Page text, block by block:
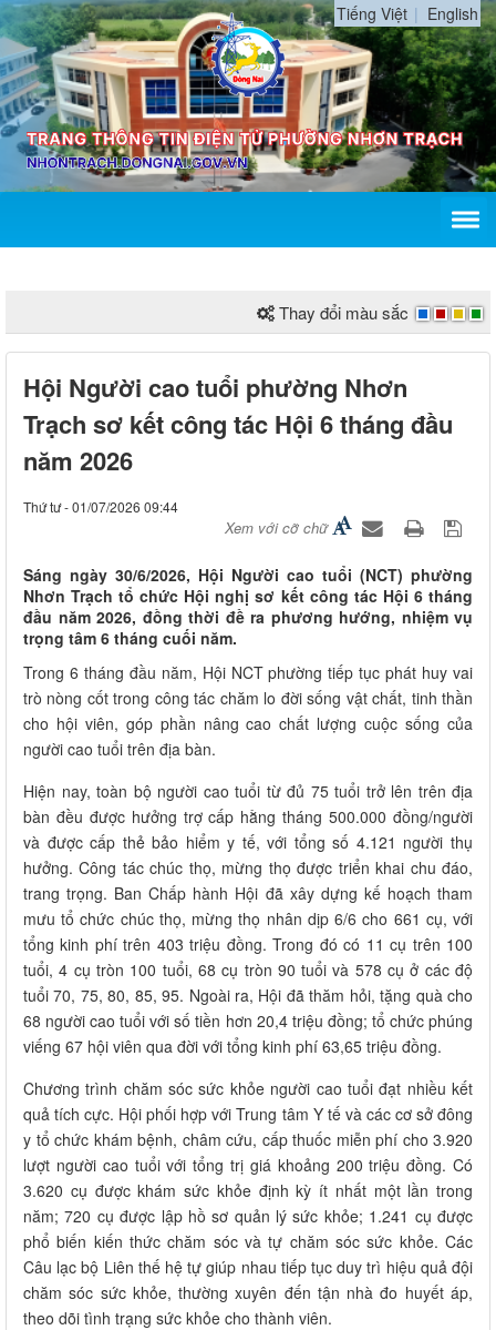
Tiếng Việt English
Thay đổi màu sắc
Hội Người cao tuổi phường Nhơn
Trạch sơ kết công tác Hội 6 tháng đầu
năm 2026
Thứ tư - 01/07/2026 09:44
Xem với cỡ chữ
Sáng ngày 30/6/2026, Hội Người cao tuổi (NCT) phường
Nhơn Trạch tổ chức Hội nghị sơ kết công tác Hội 6 tháng
đầu năm 2026, đồng thời đề ra phương hướng, nhiệm vụ
trọng tâm 6 tháng cuối năm.
Trong 6 tháng đầu năm, Hội NCT phường tiếp tục phát huy vai
trò nòng cốt trong công tác chăm lo đời sống vật chất, tinh thần
cho hội viên, góp phần nâng cao chất lượng cuộc sống của
người cao tuổi trên địa bàn.
Hiện nay, toàn bộ người cao tuổi từ đủ 75 tuổi trở lên trên địa
bàn đều được hưởng trợ cấp hằng tháng 500.000 đồng/người
và được cấp thẻ bảo hiểm y tế, với tổng số 4.121 người thụ
hưởng. Công tác chúc thọ, mừng thọ được triển khai chu đáo,
trang trọng. Ban Chấp hành Hội đã xây dựng kế hoạch tham
mưu tổ chức chúc thọ, mừng thọ nhân dịp 6/6 cho 661 cụ, với
tổng kinh phí trên 403 triệu đồng. Trong đó có 11 cụ trên 100
tuổi, 4 cụ tròn 100 tuổi, 68 cụ tròn 90 tuổi và 578 cụ ở các độ
tuổi 70, 75, 80, 85, 95. Ngoài ra, Hội đã thăm hỏi, tặng quà cho
68 người cao tuổi với số tiền hơn 20,4 triệu đồng; tổ chức phúng
viếng 67 hội viên qua đời với tổng kinh phí 63,65 triệu đồng.
Chương trình chăm sóc sức khỏe người cao tuổi đạt nhiều kết
quả tích cực. Hội phối hợp với Trung tâm Y tế và các cơ sở đông
y tổ chức khám bệnh, châm cứu, cấp thuốc miễn phí cho 3.920
lượt người cao tuổi với tổng trị giá khoảng 200 triệu đồng. Có
3.620 cụ được khám sức khỏe định kỳ ít nhất một lần trong
năm; 720 cụ được lập hồ sơ quản lý sức khỏe; 1.241 cụ được
phổ biến kiến thức chăm sóc và tự chăm sóc sức khỏe. Các
Câu lạc bộ Liên thế hệ tự giúp nhau tiếp tục duy trì hiệu quả đội
chăm sóc sức khỏe, thường xuyên đến tận nhà đo huyết áp,
theo dõi tình trạng sức khỏe cho thành viên.